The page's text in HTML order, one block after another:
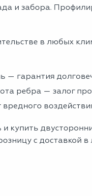
и забора.
в любых
— гарантия
ребра — залог
купить
с доставкой